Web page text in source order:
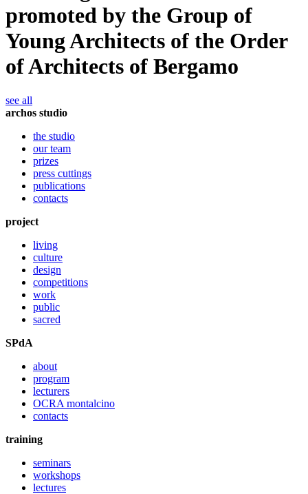
promoted by the Group of
Young Architects of the Order
of Architects of Bergamo
see all
archos studio
the studio
our team
prizes
press cuttings
publications
contacts
project
living
culture
design
competitions
work
public
sacred
SPdA
about
program
lecturers
OCRA montalcino
contacts
training
seminars
workshops
lectures